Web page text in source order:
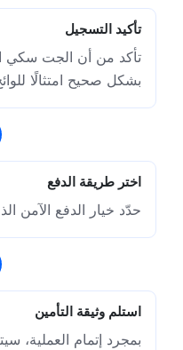
تأكيد التسجيل
تأكد من أن الجت
بشكل صحيح امتثالًا
اختر طريقة الدفع
حدّد خيار الدفع الآمن
استلم وثيقة التأمين
بمجرد إتمام العملية،